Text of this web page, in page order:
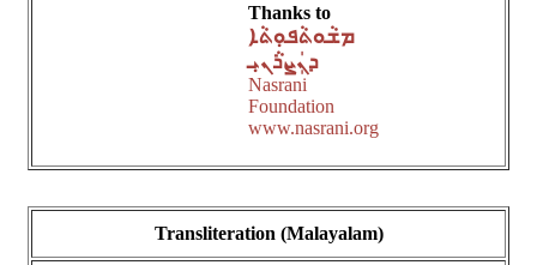
Thanks to
ܡܫܵܘܬܵܦܘܼܬܵܐ
ܕܢܲܨܪܵܢܝܼ
Nasrani
Foundation
www.nasrani.org
Transliteration (Malayalam)